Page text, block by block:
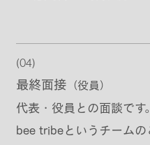
(04)
最終面接（役員）
代表・役員との面談です。
bee tribeというチームの